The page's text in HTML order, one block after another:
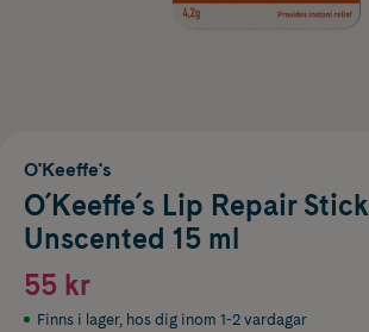
O'Keeffe's
O´Keeffe´s Lip Repair Stick
Unscented 15 ml
55 kr
Finns i lager, hos dig inom 1-2 vardagar